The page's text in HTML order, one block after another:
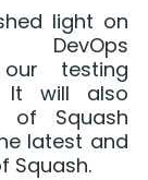
light on
DevOps
testing
It will also
of Squash
latest and
Squash.